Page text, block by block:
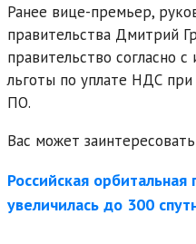
Ранее вице-премьер,
правительства Дмитрий
правительство согласно
льготы по уплате НДС при
ПО.
Вас может
Российская орбитальная
увеличилась до 300